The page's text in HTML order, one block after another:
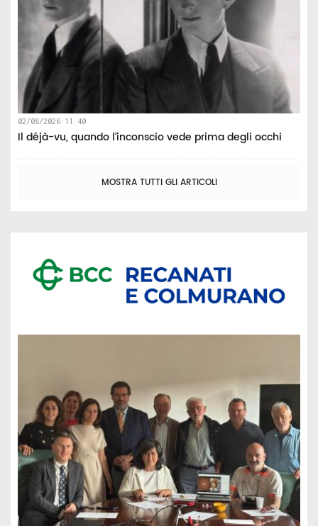
02/08/2026 11:40
Il déjà-vu, quando l’inconscio vede prima degli occhi
MOSTRA TUTTI GLI ARTICOLI